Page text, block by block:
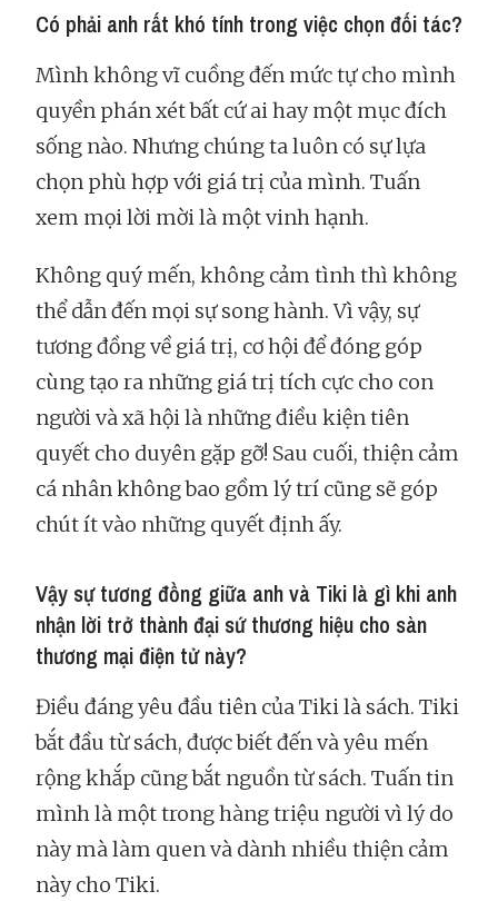
Có phải anh rất khó tính trong việc chọn đối tác?
Mình không vĩ cuồng đến mức tự cho mình
quyền phán xét bất cứ ai hay một mục đích
sống nào. Nhưng chúng ta luôn có sự lựa
chọn phù hợp với giá trị của mình. Tuấn
xem mọi lời mời là một vinh hạnh.
Không quý mến, không cảm tình thì không
thể dẫn đến mọi sự song hành. Vì vậy, sự
tương đồng về giá trị, cơ hội để đóng góp
cùng tạo ra những giá trị tích cực cho con
người và xã hội là những điều kiện tiên
quyết cho duyên gặp gỡ! Sau cuối, thiện cảm
cá nhân không bao gồm lý trí cũng sẽ góp
chút ít vào những quyết định ấy.
Vậy sự tương đồng giữa anh và Tiki là gì khi anh
nhận lời trở thành đại sứ thương hiệu cho sàn
thương mại điện tử này?
Điều đáng yêu đầu tiên của Tiki là sách. Tiki
bắt đầu từ sách, được biết đến và yêu mến
rộng khắp cũng bắt nguồn từ sách. Tuấn tin
mình là một trong hàng triệu người vì lý do
này mà làm quen và dành nhiều thiện cảm
này cho Tiki.